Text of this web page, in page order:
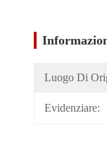
Luogo Di
Evidenziare: